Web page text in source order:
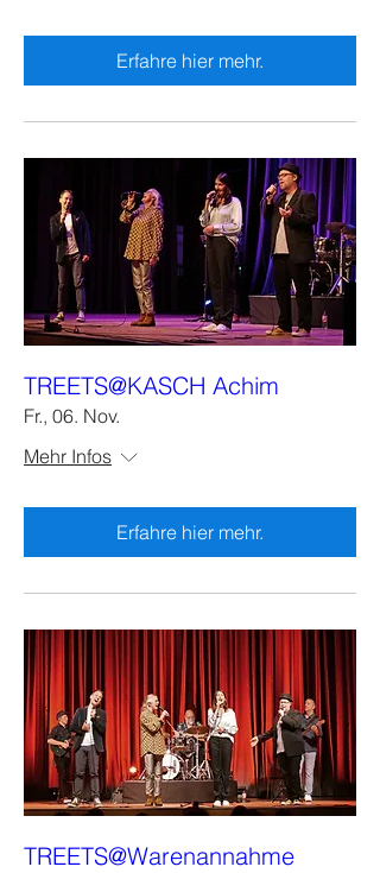
Erfahre hier mehr.
TREETS@KASCH Achim
Fr., 06. Nov.
Mehr Infos
Erfahre hier mehr.
TREETS@Warenannahme